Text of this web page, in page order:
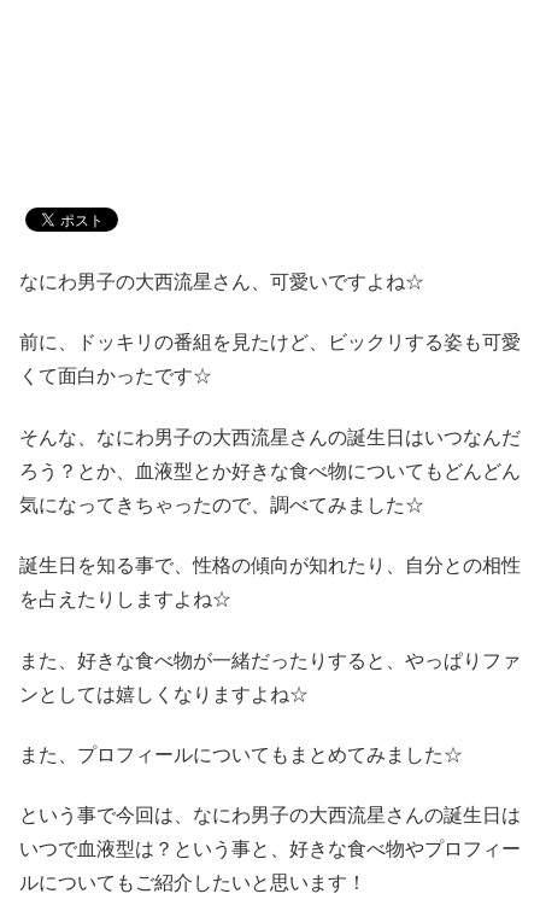
なにわ男子の大西流星さん、可愛いですよね☆
前に、ドッキリの番組を見たけど、ビックリする姿も可愛
くて面白かったです☆
そんな、なにわ男子の大西流星さんの誕生日はいつなんだ
ろう？とか、血液型とか好きな食べ物についてもどんどん
気になってきちゃったので、調べてみました☆
誕生日を知る事で、性格の傾向が知れたり、自分との相性
を占えたりしますよね☆
また、好きな食べ物が一緒だったりすると、やっぱりファ
ンとしては嬉しくなりますよね☆
また、プロフィールについてもまとめてみました☆
という事で今回は、なにわ男子の大西流星さんの誕生日は
いつで血液型は？という事と、好きな食べ物やプロフィー
ルについてもご紹介したいと思います！